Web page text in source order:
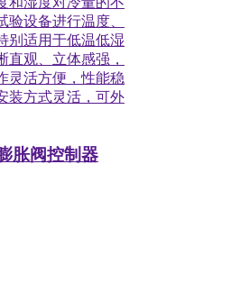
验设备进行温度、
别适用于低温低湿
直观、立体感强，
灵活方便，性能稳
装方式灵活，可外
胀阀控制器